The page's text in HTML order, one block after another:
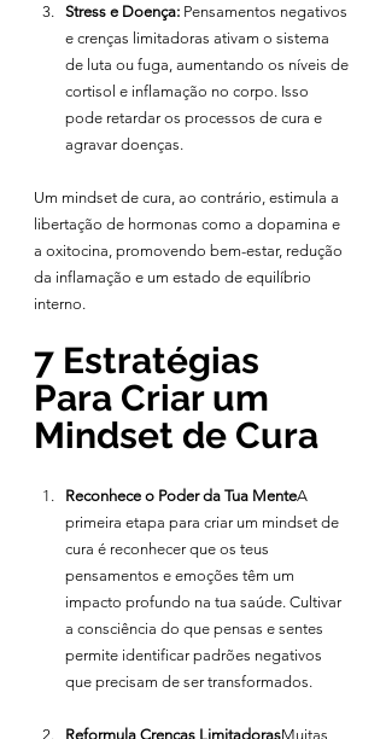
Stress e Doença: Pensamentos negativos
e crenças limitadoras ativam o sistema
de luta ou fuga, aumentando os níveis de
cortisol e inflamação no corpo. Isso
pode retardar os processos de cura e
agravar doenças.
Um mindset de cura, ao contrário, estimula a
libertação de hormonas como a dopamina e
a oxitocina, promovendo bem-estar, redução
da inflamação e um estado de equilíbrio
interno.
7 Estratégias
Para Criar um
Mindset de Cura
Reconhece o Poder da Tua MenteA
primeira etapa para criar um mindset de
cura é reconhecer que os teus
pensamentos e emoções têm um
impacto profundo na tua saúde. Cultivar
a consciência do que pensas e sentes
permite identificar padrões negativos
que precisam de ser transformados.
Reformula Crenças LimitadorasMuitas